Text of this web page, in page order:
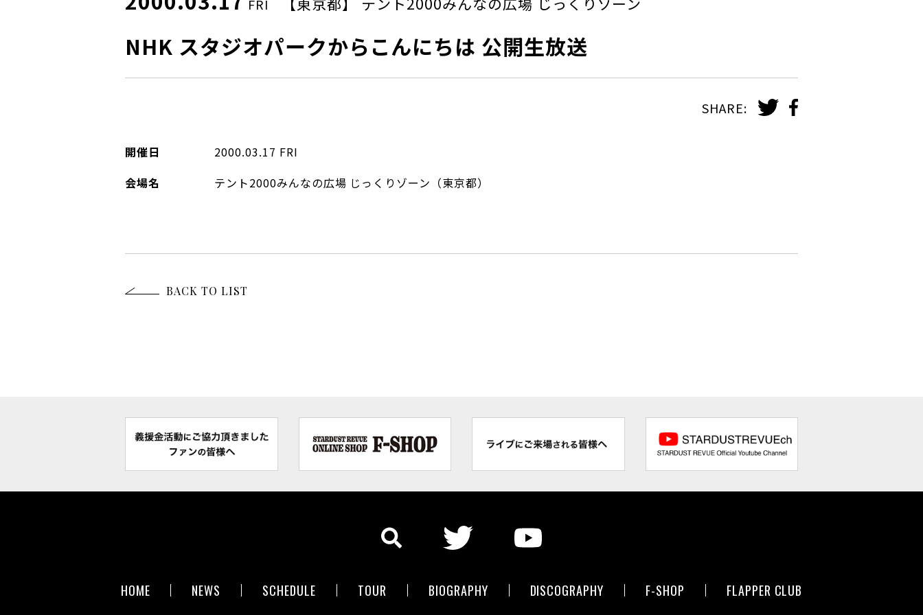
FRI
NHK スタジオパークからこんにちは 公開生放送
SHARE:
開催日 2000.03.17 FRI
会場名
テント2000みんなの広場 じっくりゾーン（東京都）
BACK TO LIST
HOME NEWS SCHEDULE TOUR BIOGRAPHY DISCOGRAPHY F-SHOP FLAPPER CLUB